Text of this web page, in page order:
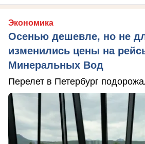
Экономика
Осенью дешевле, но не
изменились цены на
Минеральных Вод
Перелет в Петербург